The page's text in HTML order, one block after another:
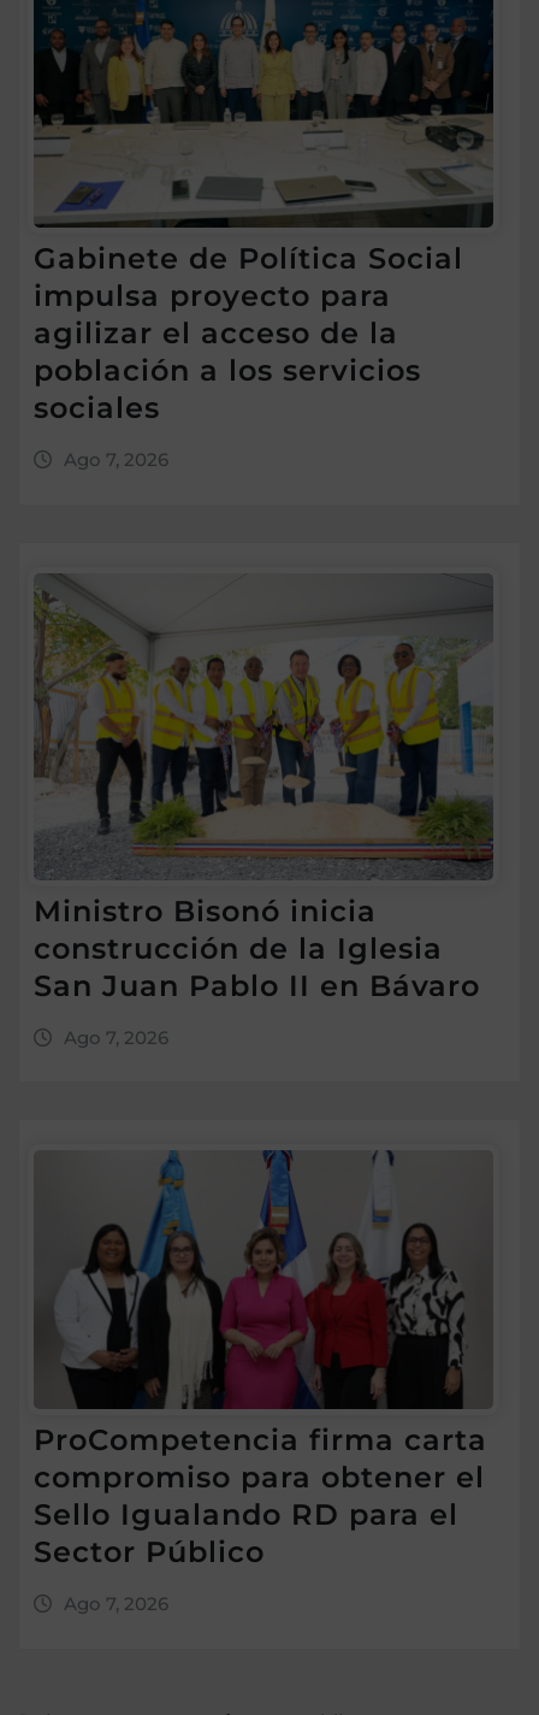
Gabinete de Política Social
impulsa proyecto para
agilizar el acceso de la
población a los servicios
sociales
Ago 7, 2026
Ministro Bisonó inicia
construcción de la Iglesia
San Juan Pablo II en Bávaro
Ago 7, 2026
ProCompetencia firma carta
compromiso para obtener el
Sello Igualando RD para el
Sector Público
Ago 7, 2026